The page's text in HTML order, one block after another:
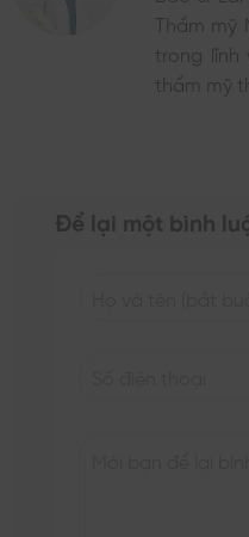
Thẩm mỹ
trong lĩnh
thẩm mỹ
Để lại một bình